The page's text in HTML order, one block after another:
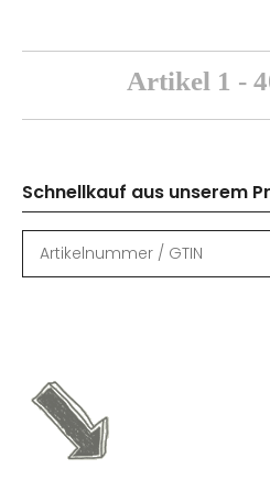
Artikel 1 -
Schnellkauf aus unserem